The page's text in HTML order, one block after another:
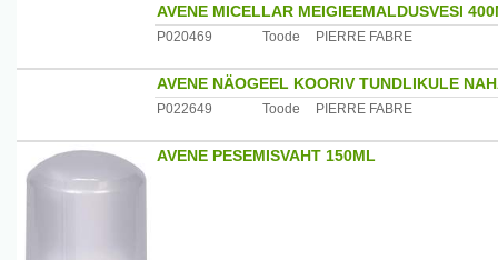
AVENE MICELLAR MEIGIEEMALDUSVESI
P020469 Toode PIERRE FABRE
AVENE NÄOGEEL KOORIV TUNDLIKULE
P022649 Toode PIERRE FABRE
AVENE PESEMISVAHT 150ML